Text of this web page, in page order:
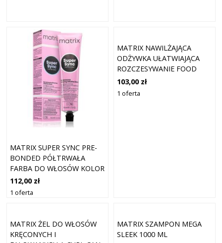
MATRIX SUPER SYNC PRE-
BONDED PÓŁTRWAŁA
FARBA DO WŁOSÓW KOLOR
6G ZŁOTO CIEMNE BLONDE
90 ML
112,00 zł
1 oferta
MATRIX NAWILŻAJĄCA
ODŻYWKA UŁATWIAJĄCA
ROZCZESYWANIE FOOD
FOR SOFT - 300 ML
103,00 zł
1 oferta
MATRIX ŻEL DO WŁOSÓW
KRĘCONYCH I
MATRIX SZAMPON MEGA
SLEEK 1000 ML